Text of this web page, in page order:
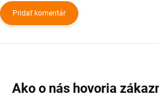
Pridať komentár